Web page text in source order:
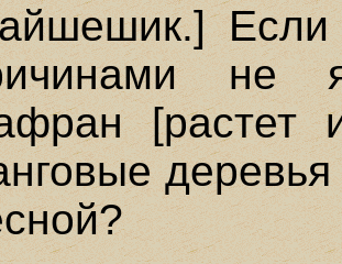
Если
не
[растет